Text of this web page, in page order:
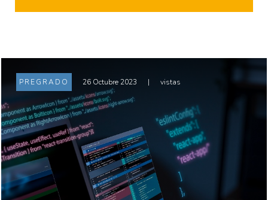
PREGRADO 26 Octubre 2023 | vistas